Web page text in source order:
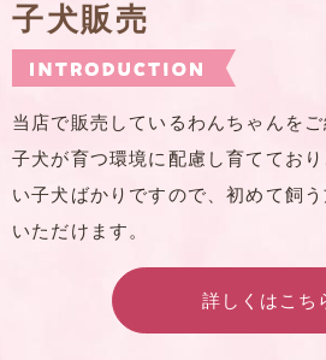
子犬販売
当店で販売しているわんちゃんをご
子犬が育つ環境に配慮し育ててお
い子犬ばかりですので、初めて飼
いただけます。
詳しくはこち